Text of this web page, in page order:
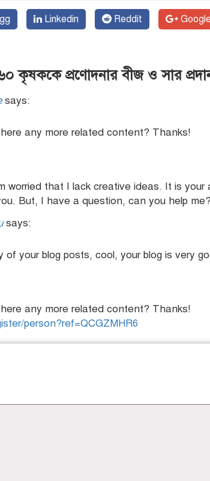
Linkedin Reddit
কৃষককে প্রণোদনার বীজ ও সার
says:
any more related content? Thanks!
worried that I lack creative ideas. It is your
But, I have a question, can you help me?
says:
your blog posts, cool, your blog is very
any more related content? Thanks!
person?ref=QCGZMHR6